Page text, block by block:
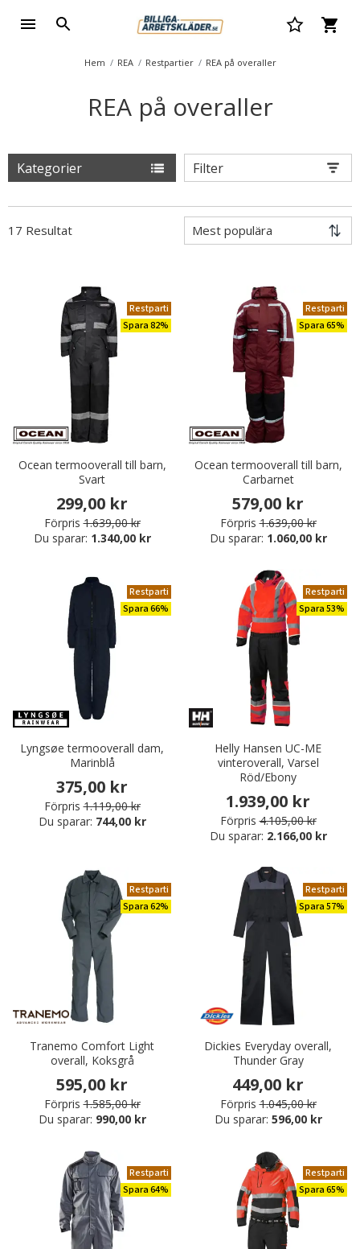
Hem REA Restpartier REA på overaller
REA på overaller
Kategorier Filter
17 Resultat
Restparti
Spara 82%
Ocean termooverall till barn,
Svart
299,00 kr
Förpris 1.639,00 kr
Du sparar: 1.340,00 kr
Restparti
Spara 65%
Ocean termooverall till barn,
Carbarnet
579,00 kr
Förpris 1.639,00 kr
Du sparar: 1.060,00 kr
Restparti
Spara 66%
Lyngsøe termooverall dam,
Marinblå
375,00 kr
Förpris 1.119,00 kr
Du sparar: 744,00 kr
Restparti
Spara 53%
Helly Hansen UC-ME
vinteroverall, Varsel
Röd/Ebony
1.939,00 kr
Förpris 4.105,00 kr
Du sparar: 2.166,00 kr
Restparti
Spara 62%
Tranemo Comfort Light
overall, Koksgrå
595,00 kr
Förpris 1.585,00 kr
Du sparar: 990,00 kr
Restparti
Spara 57%
Dickies Everyday overall,
Thunder Gray
449,00 kr
Förpris 1.045,00 kr
Du sparar: 596,00 kr
Restparti
Spara 64%
Restparti
Spara 65%